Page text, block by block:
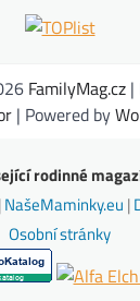
FamilyMag.cz |
| Powered by
rodinné
|NašeMaminky.eu |
Osobní stránky